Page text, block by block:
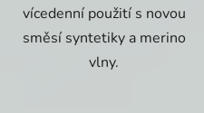
vícedenní použití s novou
směsí syntetiky a merino
vlny.